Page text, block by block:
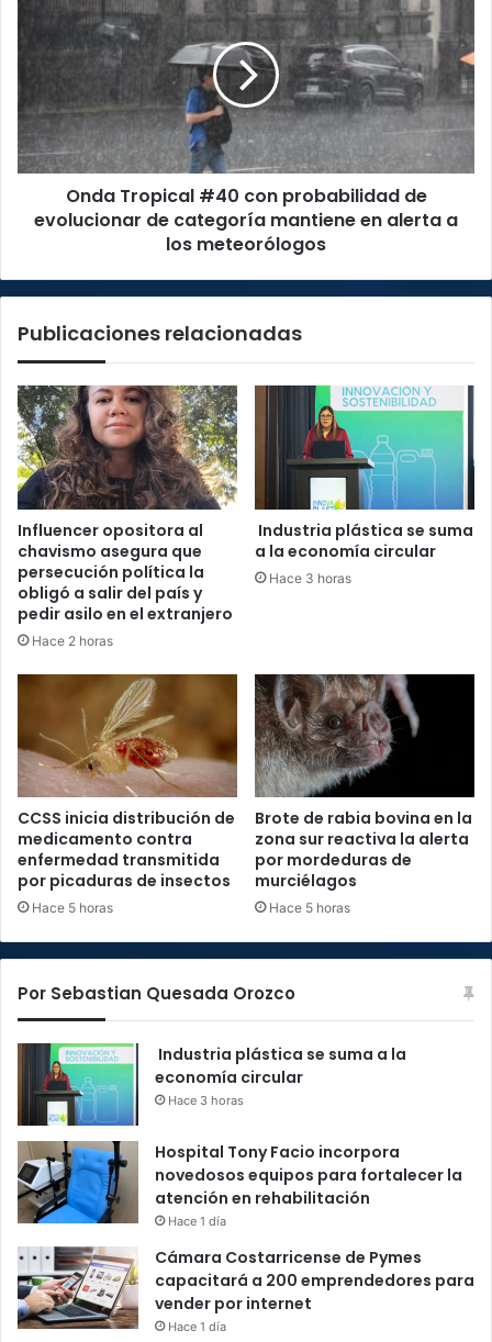
Femenino
Tropical
#40
probabilidad
evolucionar
de
categoría
mantiene
los
Onda Tropical #40 con probabilidad de
evolucionar de categoría mantiene en alerta a
los meteorólogos
Publicaciones relacionadas
Influencer opositora al
chavismo asegura que
persecución política la
obligó a salir del país y
pedir asilo en el extranjero
Hace 2 horas
Industria plástica se suma
a la economía circular
Hace 3 horas
CCSS inicia distribución de
medicamento contra
enfermedad transmitida
por picaduras de insectos
Hace 5 horas
Brote de rabia bovina en la
zona sur reactiva la alerta
por mordeduras de
murciélagos
Hace 5 horas
Por Sebastian Quesada Orozco
Industria plástica se suma a la
economía circular
Hace 3 horas
Hospital Tony Facio incorpora
novedosos equipos para fortalecer la
atención en rehabilitación
Hace 1 día
Cámara Costarricense de Pymes
capacitará a 200 emprendedores para
vender por internet
Hace 1 día